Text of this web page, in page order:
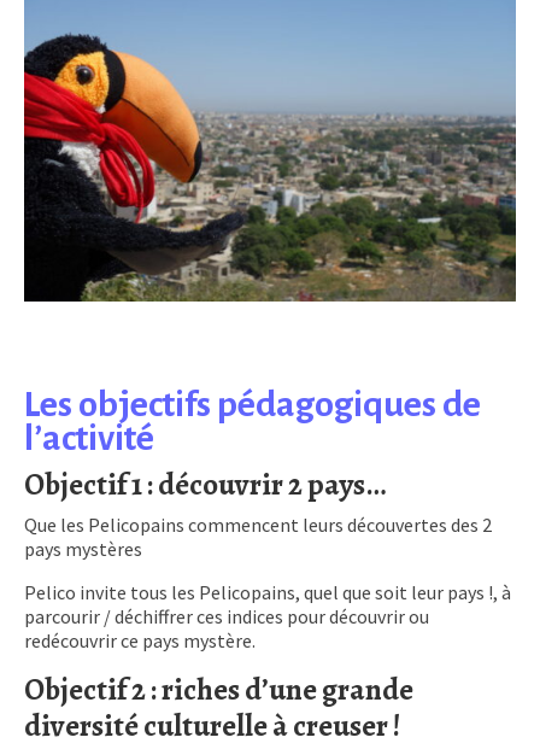
Les objectifs pédagogiques de
l’activité
Objectif 1 : découvrir 2 pays…
Que les Pelicopains commencent leurs découvertes des 2
pays mystères
Pelico invite tous les Pelicopains, quel que soit leur pays !, à
parcourir / déchiffrer ces indices pour découvrir ou
redécouvrir ce pays mystère.
Objectif 2 : riches d’une grande
diversité culturelle à creuser !